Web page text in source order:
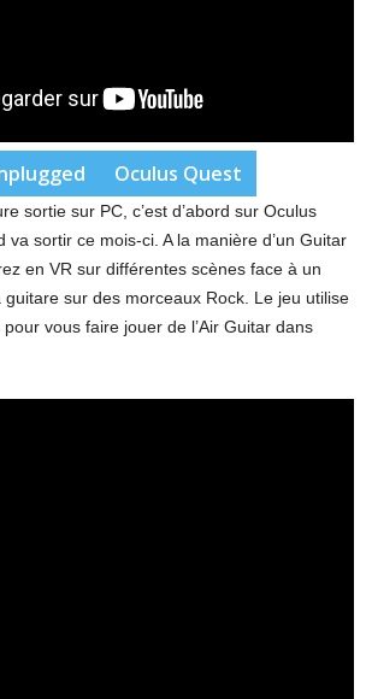
Oculus Quest
sortie sur PC, c’est d’abord sur Oculus
va sortir ce mois-ci. A la manière d’un Guitar
en VR sur différentes scènes face à un
sur des morceaux Rock. Le jeu utilise
vous faire jouer de l’Air Guitar dans